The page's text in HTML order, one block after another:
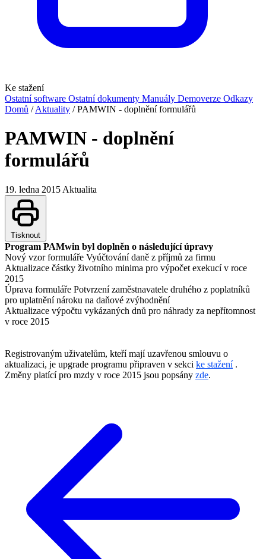
Ke stažení
Ostatní software Ostatní dokumenty Manuály Demoverze Odkazy
Domů / Aktuality / PAMWIN - doplnění formulářů
PAMWIN - doplnění
formulářů
19. ledna 2015 Aktualita
Tisknout
Program PAMwin byl doplněn o následující úpravy
Nový vzor formuláře Vyúčtování daně z příjmů za firmu
Aktualizace částky životního minima pro výpočet exekucí v roce
2015
Úprava formuláře Potvrzení zaměstnavatele druhého z poplatníků
pro uplatnění nároku na daňové zvýhodnění
Aktualizace výpočtu vykázaných dnů pro náhrady za nepřítomnost
v roce 2015
Registrovaným uživatelům, kteří mají uzavřenou smlouvu o
aktualizaci, je upgrade programu připraven v sekci ke stažení.
Změny platící pro mzdy v roce 2015 jsou popsány zde.